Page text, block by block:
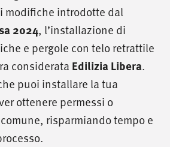
modifiche introdotte dal
2024, l’installazione di
e pergole con telo retrattile
considerata Edilizia Libera.
puoi installare la tua
ottenere permessi o
risparmiando tempo e